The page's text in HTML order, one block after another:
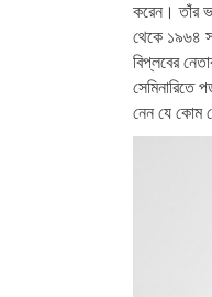
করেন। তাঁর
থেকে ১৯৬৪
বিপ্লবের
সেমিনারিতে
নেন যে কোম